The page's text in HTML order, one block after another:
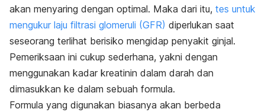
akan menyaring dengan optimal. Maka dari itu, tes untuk
mengukur laju filtrasi glomeruli (GFR) diperlukan saat
seseorang terlihat berisiko mengidap penyakit ginjal.
Pemeriksaan ini cukup sederhana, yakni dengan
menggunakan kadar kreatinin dalam darah dan
dimasukkan ke dalam sebuah formula.
Formula yang digunakan biasanya akan berbeda